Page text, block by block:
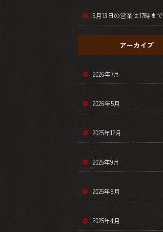
9月13日の営業は17時まで
アーカイブ
2026年7月
2026年5月
2025年12月
2025年9月
2025年8月
2025年4月